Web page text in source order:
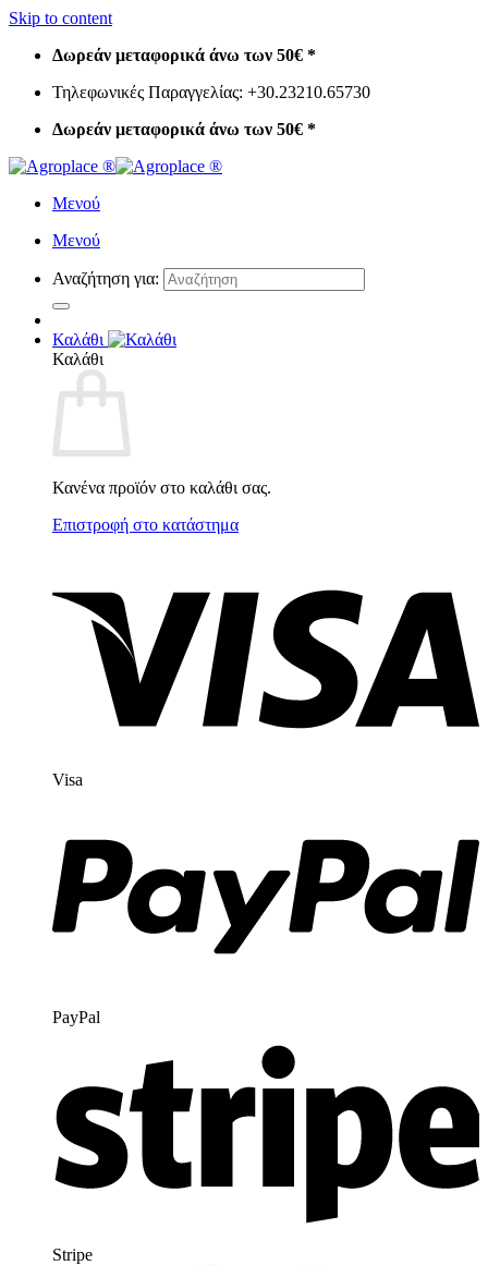
Skip to content
Δωρεάν μεταφορικά άνω των 50€ *
Τηλεφωνικές Παραγγελίας: +30.23210.65730
Δωρεάν μεταφορικά άνω των 50€ *
Μενού
Μενού
Αναζήτηση για:
Καλάθι
Καλάθι
Κανένα προϊόν στο καλάθι σας.
Επιστροφή στο κατάστημα
Visa
PayPal
Stripe